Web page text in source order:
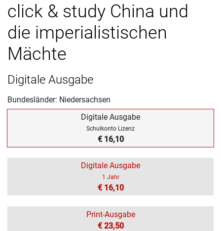
click & study China und
die imperialistischen
Mächte
Digitale Ausgabe
Bundesländer: Niedersachsen
Digitale Ausgabe
Schulkonto Lizenz
€ 16,10
Digitale Ausgabe
1 Jahr
€ 16,10
Print-Ausgabe
€ 23,50